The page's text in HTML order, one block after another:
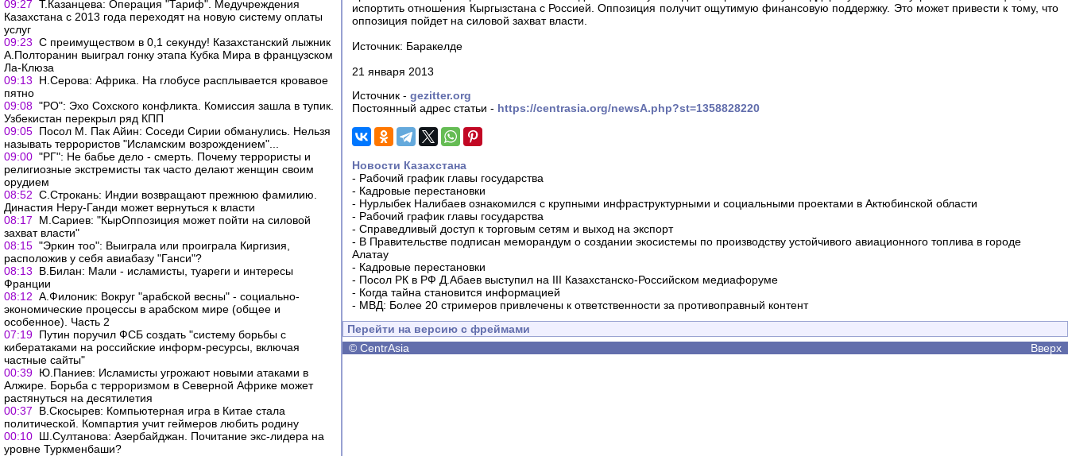
09:27 Т.Казанцева: Операция "Тариф". Медучреждения
Казахстана с 2013 года переходят на новую систему оплаты
услуг
09:23 С преимуществом в 0,1 секунду! Казахстанский лыжник
А.Полторанин выиграл гонку этапа Кубка Мира в французском
Ла-Клюза
09:13
Н.Серова: Африка. На глобусе расплывается кровавое
пятно
09:08 "РО": Эхо Сохского конфликта. Комиссия зашла в тупик.
Узбекистан перекрыл ряд КПП
09:05 Посол М. Пак Айин: Соседи Сирии обманулись. Нельзя
называть террористов "Исламским возрождением"...
09:00 "РГ": Не бабье дело - смерть. Почему террористы и
религиозные экстремисты так часто делают женщин своим
орудием
08:52 С.Строкань: Индии возвращают прежнюю фамилию.
Династия Неру-Ганди может вернуться к власти
08:17
М.Сариев: "КырОппозиция может пойти на силовой
захват власти"
08:15 "Эркин тоо": Выиграла или проиграла Киргизия,
расположив у себя авиабазу "Ганси"?
08:13
В.Билан: Мали - исламисты, туареги и интересы
Франции
08:12 А.Филоник: Вокруг "арабской весны" - социально-
экономические процессы в арабском мире (общее и
особенное). Часть 2
07:19 Путин поручил ФСБ создать "систему борьбы с
кибератаками на российские информ-ресурсы, включая
частные сайты"
00:39 Ю.Паниев: Исламисты угрожают новыми атаками в
Алжире. Борьба с терроризмом в Северной Африке может
растянуться на десятилетия
00:37
В.Скосырев: Компьютерная игра в Китае стала
политической. Компартия учит геймеров любить родину
00:10 Ш.Султанова: Азербайджан. Почитание экс-лидера на
уровне Туркменбаши?
испортить отношения Кыргызстана с Россией. Оппозиция получит ощутимую финансовую поддержку. Это может привести к тому, что
оппозиция пойдет на силовой захват власти.
Источник: Баракелде
21 января 2013
Источник - gezitter.org
Постоянный адрес статьи - https://centrasia.org/newsA.php?st=1358828220
Новости Казахстана
- Рабочий график главы государства
- Кадровые перестановки
- Нурлыбек Налибаев ознакомился с крупными инфраструктурными и социальными проектами в Актюбинской области
- Рабочий график главы государства
- Справедливый доступ к торговым сетям и выход на экспорт
- В Правительстве подписан меморандум о создании экосистемы по производству устойчивого авиационного топлива в городе
Алатау
- Кадровые перестановки
- Посол РК в РФ Д.Абаев выступил на III Казахстанско-Российском медиафоруме
- Когда тайна становится информацией
- МВД: Более 20 стримеров привлечены к ответственности за противоправный контент
Перейти на версию с фреймами
© CentrAsia Вверх